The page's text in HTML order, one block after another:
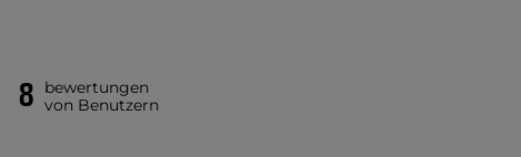
8
bewertungen
von Benutzern